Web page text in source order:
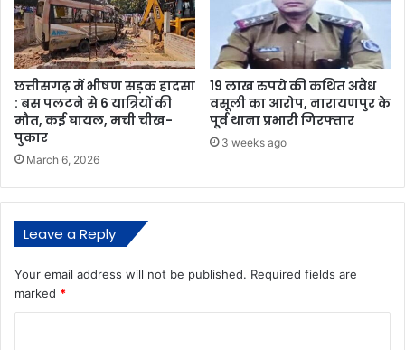
छत्तीसगढ़ में भीषण सड़क हादसा
: बस पलटने से 6 यात्रियों की
मौत, कई घायल, मची चीख-
पुकार
March 6, 2026
19 लाख रुपये की कथित अवैध
वसूली का आरोप, नारायणपुर के
पूर्व थाना प्रभारी गिरफ्तार
3 weeks ago
Leave a Reply
Your email address will not be published. Required fields are
marked *